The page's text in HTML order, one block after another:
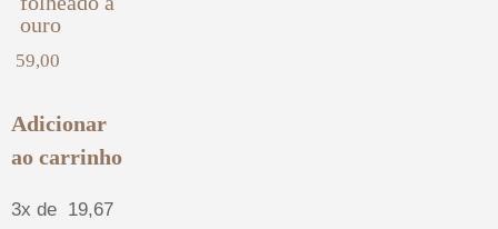
ouro
59,00
Adicionar
ao carrinho
3x de 19,67